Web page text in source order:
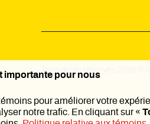
Tous droits réservés 2026 ©
importante pour nous
pour améliorer votre
notre trafic. En cliquant sur «